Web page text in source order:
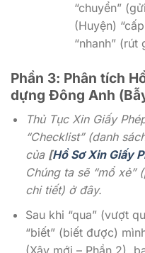
“chuyển”
(Huyện)
“nhanh”
Phần 3: Phân tích
dựng Đông Anh
Thủ Tục Xin Giấy
“Checklist” (danh
của [Hồ Sơ Xin Giấy
Chúng ta sẽ “mổ xẻ”
chi tiết) ở đây.
Sau khi “qua” (vượt
“biết” (biết được)
(Xây mới – Phần 2),